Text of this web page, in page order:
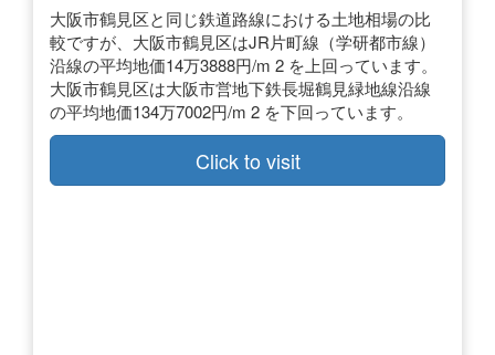
大阪市鶴見区と同じ鉄道路線における土地相場の比
較ですが、大阪市鶴見区はJR片町線（学研都市線）
沿線の平均地価14万3888円/m 2 を上回っています。
大阪市鶴見区は大阪市営地下鉄長堀鶴見緑地線沿線
の平均地価134万7002円/m 2 を下回っています。
Click to visit